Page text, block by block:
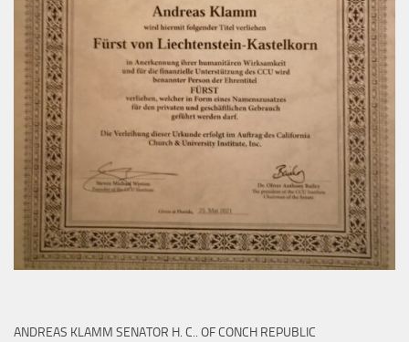
ANDREAS KLAMM SENATOR H. C.. OF CONCH REPUBLIC